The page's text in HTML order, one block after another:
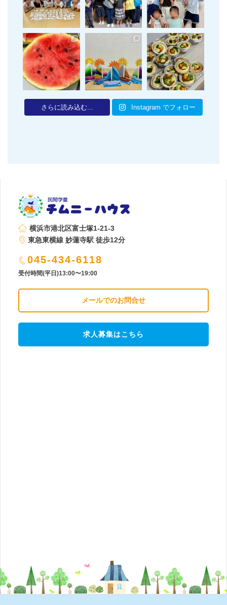
さらに読み込む... Instagram でフォロー
横浜市港北区富士塚1-21-3
東急東横線 妙蓮寺駅 徒歩12分
045-434-6118
受付時間(平日)13:00〜19:00
メールでのお問合せ
求人募集はこちら